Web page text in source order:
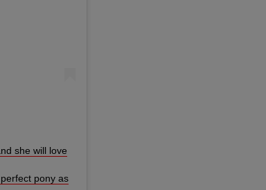
she will love
pony as